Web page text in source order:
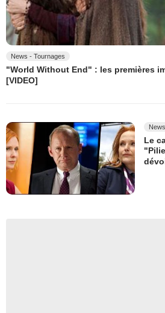
News - Tournages
"World Without End" : les premières
[VIDEO]
Le